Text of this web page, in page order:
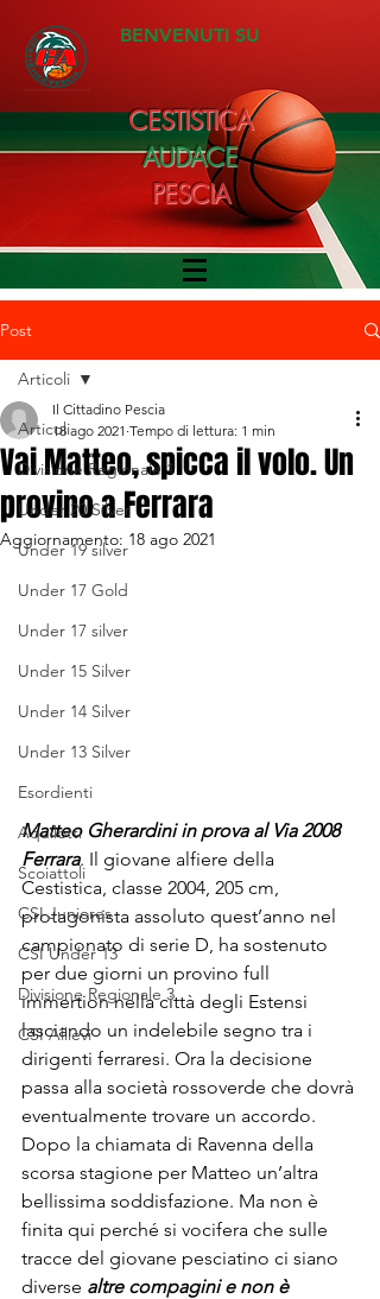
BENVENUTI SU
CESTISTICA
AUDACE
PESCIA
Post
Articoli
Divisione Regionale 1
Under 20 Silver
Under 19 silver
Under 17 Gold
Under 17 silver
Under 15 Silver
Under 14 Silver
Under 13 Silver
Esordienti
Aquilotti
Scoiattoli
CSI Juniores
CSI Under 13
Divisione Regionale 3
CSI Allievi
Articoli
Vai Matteo, spicca il volo. Un
provino a Ferrara
Il Cittadino Pescia
18 ago 2021 Tempo di lettura: 1 min
Aggiornamento: 18 ago 2021
Matteo Gherardini in prova al Via 2008
Ferrara. Il giovane alfiere della
Cestistica, classe 2004, 205 cm,
protagonista assoluto quest’anno nel
campionato di serie D, ha sostenuto
per due giorni un provino full
immertion nella città degli Estensi
lasciando un indelebile segno tra i
dirigenti ferraresi. Ora la decisione
passa alla società rossoverde che dovrà
eventualmente trovare un accordo.
Dopo la chiamata di Ravenna della
scorsa stagione per Matteo un’altra
bellissima soddisfazione. Ma non è
finita qui perché si vocifera che sulle
tracce del giovane pesciatino ci siano
diverse altre compagini e non è